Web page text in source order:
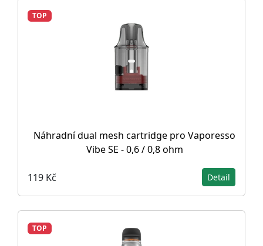
TOP
Náhradní dual mesh cartridge pro Vaporesso
Vibe SE - 0,6 / 0,8 ohm
119 Kč Detail
TOP